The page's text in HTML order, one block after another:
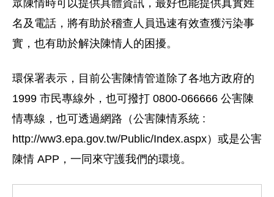
眾陳情時可以提供具體資訊，最好也能提供真實姓
名及電話，將有助於稽查人員迅速有效查獲污染事
實，也有助於解決陳情人的困擾。
環保署表示，目前公害陳情管道除了各地方政府的
1999 市民專線外，也可撥打 0800-066666 公害陳
情專線，也可透過網路（公害陳情系統 :
http://ww3.epa.gov.tw/Public/Index.aspx）或是公害
陳情 APP，一同來守護我們的環境。